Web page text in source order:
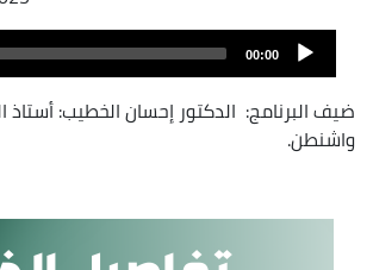
00:00
ضيف البرنامج: الدكتور إحسان الخطيب: أستاذ
واشنطن.